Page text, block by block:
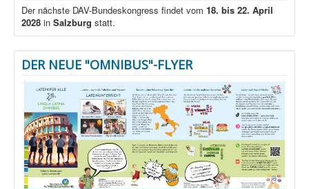
Der nächste DAV-Bundeskongress findet vom 18. bis 22. April
2028 in Salzburg statt.
DER NEUE "OMNIBUS"-FLYER